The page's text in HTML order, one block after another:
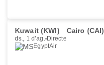
Kuwait (KWI) Cairo (CAI)
ds., 1 d’ag. Directe
EgyptAir